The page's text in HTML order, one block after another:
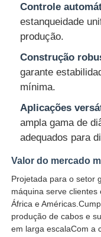
Máquina de
Máquina de
máquina de
Controle
estanqueidade
produção.
Construção
garante
mínima.
Aplicações
ampla gama de
adequados para
Valor do mercado
Projetada para o setor
máquina serve clientes
África e
produção de cabos e
em larga escalaCom a